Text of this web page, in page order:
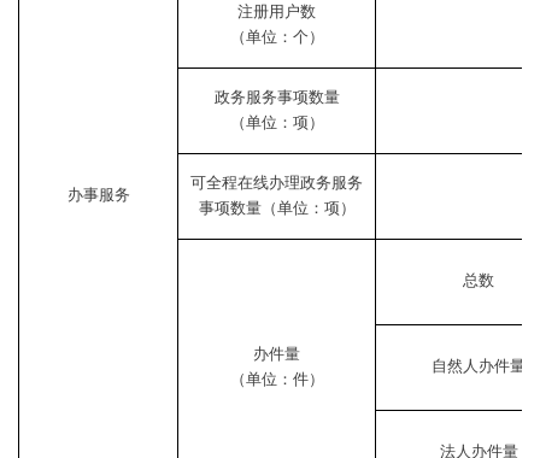
办事服务
注册用户数
（单位：个）
政务服务事项数量
（单位：项）
可全程在线办理政务服务
事项数量（单位：项）
办件量
（单位：件）
总数
自然人办件量
法人办件量